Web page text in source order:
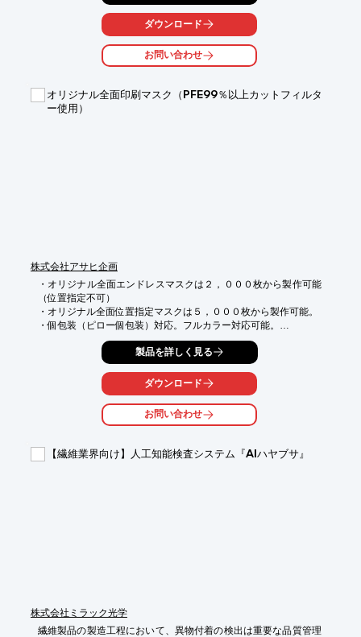
【活用シーン】
【導入の効果】
・異物混入リスクの低減
ダウンロード
お問い合わせ
オリジナル全面印刷マスク（PFE99％以上カットフィルタ
ー使用）
株式会社アサヒ企画
・オリジナル全面エンドレスマスクは２，０００枚から製作可能
（位置指定不可）
・オリジナル全面位置指定マスクは５，０００枚から製作可能。
・個包装（ピロー個包装）対応。フルカラー対応可能。
・弊社で全量検品いたします。
・オリジナルマスクでは弊社で一番お安く製作できる商品なの
で、オススメです。
・PFE・BFE・VFE９９%以上カットのフィルター使用！
製品を詳しく見る
ダウンロード
お問い合わせ
【繊維業界向け】人工知能検査システム『AIハヤブサ』
株式会社ミラック光学
繊維製品の製造工程において、異物付着の検出は重要な品質管理